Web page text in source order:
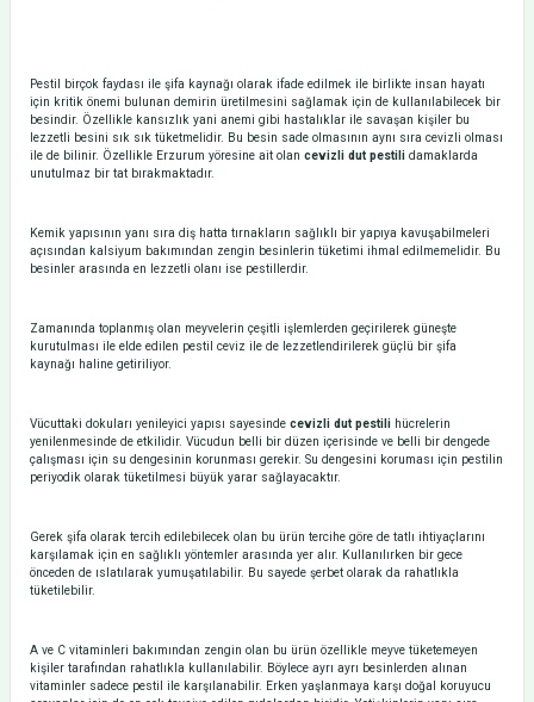
Pestil birçok faydası ile şifa kaynağı olarak ifade edilmek ile birlikte insan hayatı
için kritik önemi bulunan demirin üretilmesini sağlamak için de kullanılabilecek bir
besindir. Özellikle kansızlık yani anemi gibi hastalıklar ile savaşan kişiler bu
lezzetli besini sık sık tüketmelidir. Bu besin sade olmasının aynı sıra cevizli olması
ile de bilinir. Özellikle Erzurum yöresine ait olan cevizli dut pestili damaklarda
unutulmaz bir tat bırakmaktadır.
Kemik yapısının yanı sıra diş hatta tırnakların sağlıklı bir yapıya kavuşabilmeleri
açısından kalsiyum bakımından zengin besinlerin tüketimi ihmal edilmemelidir. Bu
besinler arasında en lezzetli olanı ise pestillerdir.
Zamanında toplanmış olan meyvelerin çeşitli işlemlerden geçirilerek güneşte
kurutulması ile elde edilen pestil ceviz ile de lezzetlendirilerek güçlü bir şifa
kaynağı haline getiriliyor.
Vücuttaki dokuları yenileyici yapısı sayesinde cevizli dut pestili hücrelerin
yenilenmesinde de etkilidir. Vücudun belli bir düzen içerisinde ve belli bir dengede
çalışması için su dengesinin korunması gerekir. Su dengesini koruması için pestilin
periyodik olarak tüketilmesi büyük yarar sağlayacaktır.
Gerek şifa olarak tercih edilebilecek olan bu ürün tercihe göre de tatlı ihtiyaçlarını
karşılamak için en sağlıklı yöntemler arasında yer alır. Kullanılırken bir gece
önceden de ıslatılarak yumuşatılabilir. Bu sayede şerbet olarak da rahatlıkla
tüketilebilir.
A ve C vitaminleri bakımından zengin olan bu ürün özellikle meyve tüketemeyen
kişiler tarafından rahatlıkla kullanılabilir. Böylece ayrı ayrı besinlerden alınan
vitaminler sadece pestil ile karşılanabilir. Erken yaşlanmaya karşı doğal koruyucu